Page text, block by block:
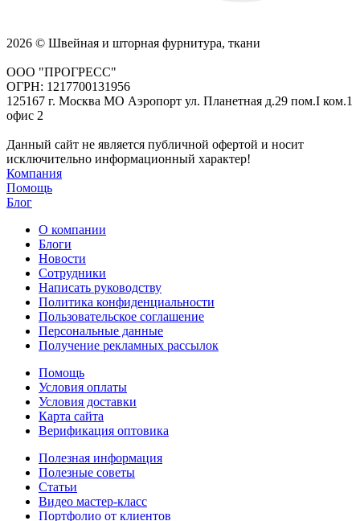
2026 © Швейная и шторная фурнитура, ткани
ООО "ПРОГРЕСС"
ОГРН: 1217700131956
125167 г. Москва МО Аэропорт ул. Планетная д.29 пом.I ком.1
офис 2
Данный сайт не является публичной офертой и носит
исключительно информационный характер!
Компания
Помощь
Блог
О компании
Блоги
Новости
Сотрудники
Написать руководству
Политика конфиденциальности
Пользовательское соглашение
Персональные данные
Получение рекламных рассылок
Помощь
Условия оплаты
Условия доставки
Карта сайта
Верификация оптовика
Полезная информация
Полезные советы
Статьи
Видео мастер-класс
Портфолио от клиентов